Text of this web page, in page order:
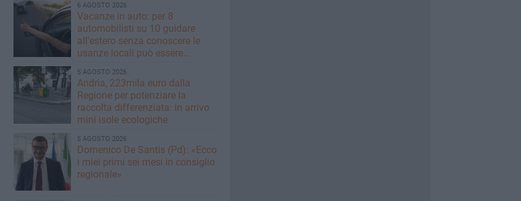
6 AGOSTO 2026
Vacanze in auto: per 8
automobilisti su 10 guidare
all'estero senza conoscere le
usanze locali può essere
5 AGOSTO 2026
Andria, 223mila euro dalla
Regione per potenziare la
raccolta differenziata: in arrivo
mini isole ecologiche
5 AGOSTO 2026
Domenico De Santis (Pd): «Ecco
i miei primi sei mesi in consiglio
regionale»